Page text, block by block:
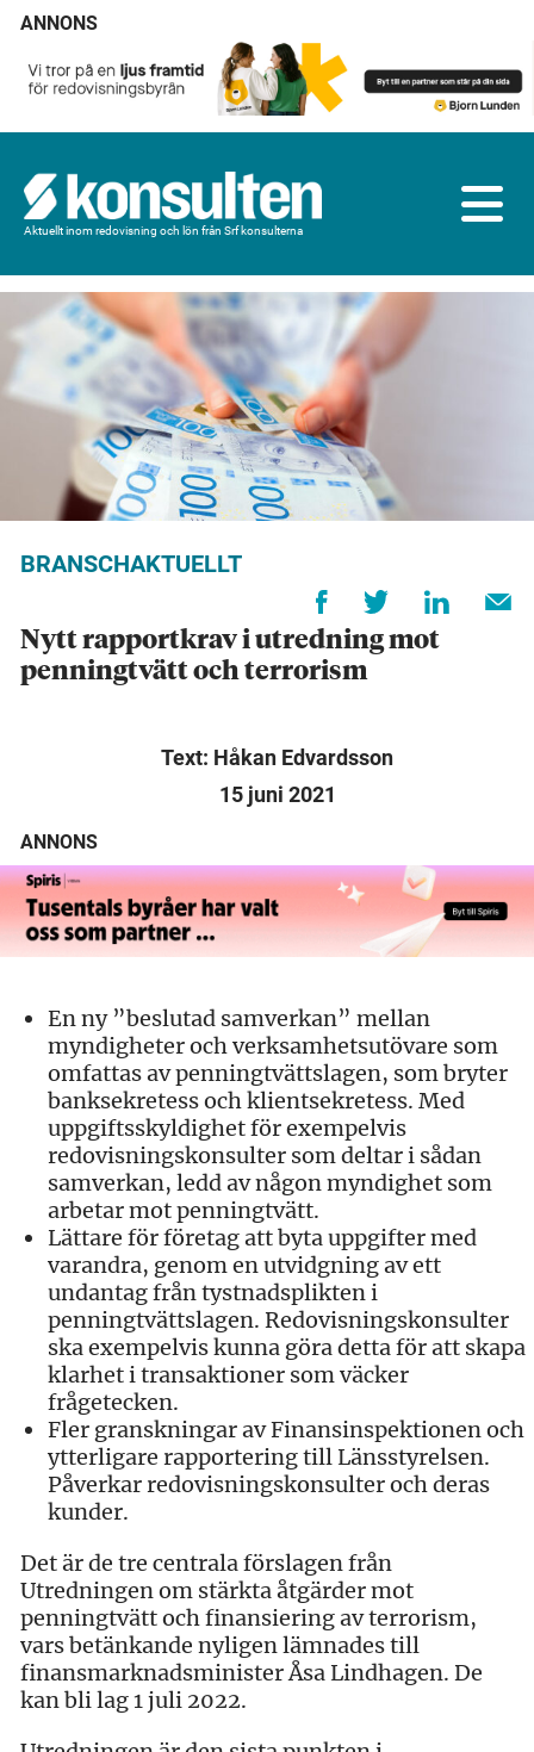
ANNONS
Aktuellt inom redovisning och lön från Srf konsulterna
BRANSCHAKTUELLT
Nytt rapportkrav i utredning mot
penningtvätt och terrorism
Text: Håkan Edvardsson
15 juni 2021
ANNONS
En ny ”beslutad samverkan” mellan
myndigheter och verksamhetsutövare som
omfattas av penningtvättslagen, som bryter
banksekretess och klientsekretess. Med
uppgiftsskyldighet för exempelvis
redovisningskonsulter som deltar i sådan
samverkan, ledd av någon myndighet som
arbetar mot penningtvätt.
Lättare för företag att byta uppgifter med
varandra, genom en utvidgning av ett
undantag från tystnadsplikten i
penningtvättslagen. Redovisningskonsulter
ska exempelvis kunna göra detta för att skapa
klarhet i transaktioner som väcker
frågetecken.
Fler granskningar av Finansinspektionen och
ytterligare rapportering till Länsstyrelsen.
Påverkar redovisningskonsulter och deras
kunder.
Det är de tre centrala förslagen från
Utredningen om stärkta åtgärder mot
penningtvätt och finansiering av terrorism,
vars betänkande nyligen lämnades till
finansmarknadsminister Åsa Lindhagen. De
kan bli lag 1 juli 2022.